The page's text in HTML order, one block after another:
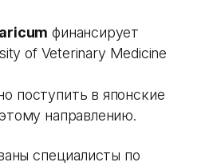
финансирует
of Veterinary Medicine
поступить в японские
направлению.
специалисты по